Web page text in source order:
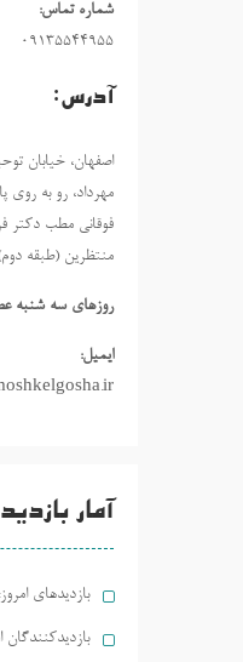
شماره تماس:
09135544955
آدرس:
اصفهان، خیابان
فوقانی مطب دکتر
منتظرین (طبقه
روزهاي سه شنبه
ایمیل:
آمار
بازدیدهای امروز:
بازدیدکنندگان